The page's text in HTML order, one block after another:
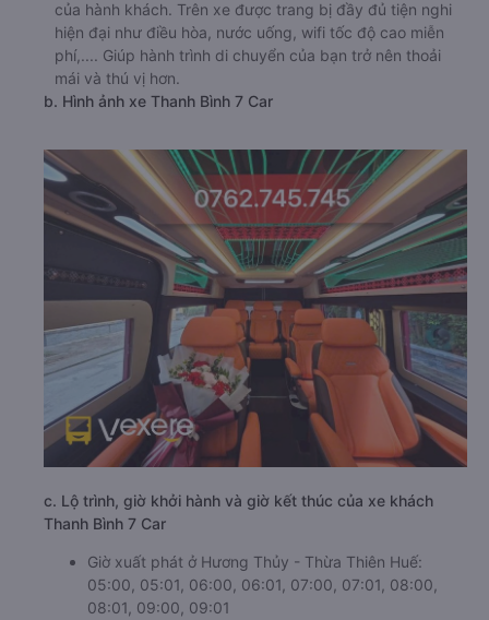
của hành khách. Trên xe được trang bị đầy đủ tiện nghi
hiện đại như điều hòa, nước uống, wifi tốc độ cao miễn
phí,.... Giúp hành trình di chuyển của bạn trở nên thoải
mái và thú vị hơn.
b. Hình ảnh xe Thanh Bình 7 Car
c. Lộ trình, giờ khởi hành và giờ kết thúc của xe khách
Thanh Bình 7 Car
Giờ xuất phát ở Hương Thủy - Thừa Thiên Huế:
05:00, 05:01, 06:00, 06:01, 07:00, 07:01, 08:00,
08:01, 09:00, 09:01